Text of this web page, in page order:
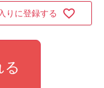
りに登録する
る